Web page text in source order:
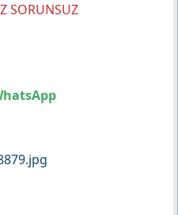
SORUNSUZ